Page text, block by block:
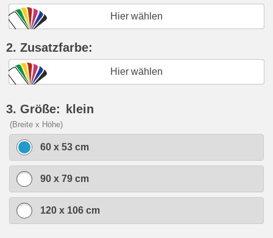
Hier wählen
2. Zusatzfarbe:
Hier wählen
3. Größe: klein
(Breite x Höhe)
60 x 53 cm
90 x 79 cm
120 x 106 cm